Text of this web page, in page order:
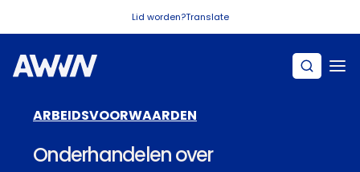
Lid worden?Translate
ARBEIDSVOORWAARDEN
Onderhandelen over